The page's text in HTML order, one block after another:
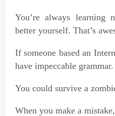
You’re always learning
better yourself. That’s
If someone based an
have impeccable grammar.
You could survive a
When you make a